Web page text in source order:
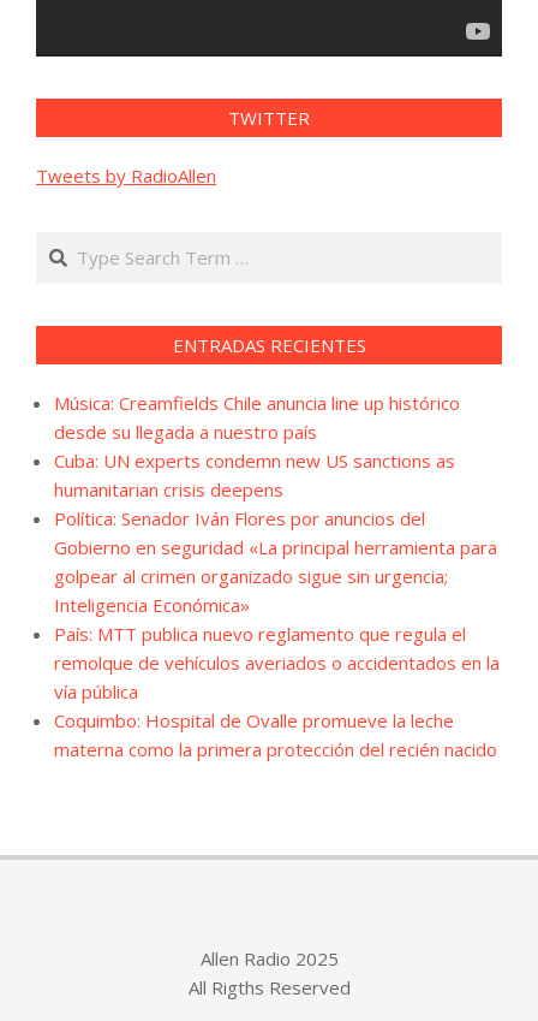
TWITTER
Tweets by RadioAllen
Search
ENTRADAS RECIENTES
Música: Creamfields Chile anuncia line up histórico
desde su llegada a nuestro país
Cuba: UN experts condemn new US sanctions as
humanitarian crisis deepens
Política: Senador Iván Flores por anuncios del
Gobierno en seguridad «La principal herramienta para
golpear al crimen organizado sigue sin urgencia;
Inteligencia Económica»
País: MTT publica nuevo reglamento que regula el
remolque de vehículos averiados o accidentados en la
vía pública
Coquimbo: Hospital de Ovalle promueve la leche
materna como la primera protección del recién nacido
Allen Radio 2025
All Rigths Reserved